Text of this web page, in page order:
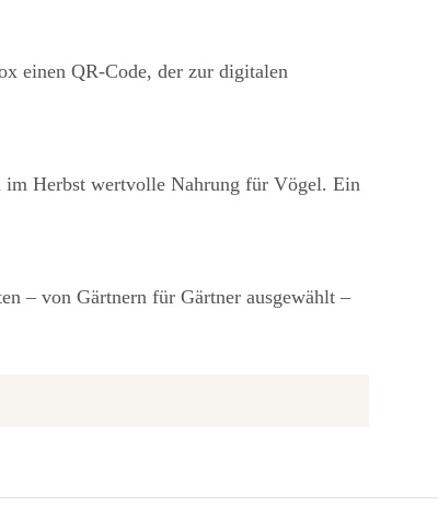
einen QR-Code, der zur digitalen
im Herbst wertvolle Nahrung für Vögel. Ein
– von Gärtnern für Gärtner ausgewählt –